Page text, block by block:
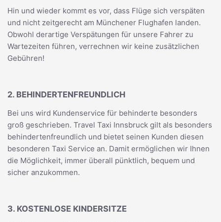
Hin und wieder kommt es vor, dass Flüge sich verspäten
und nicht zeitgerecht am Münchener Flughafen landen.
Obwohl derartige Verspätungen für unsere Fahrer zu
Wartezeiten führen, verrechnen wir keine zusätzlichen
Gebühren!
2. BEHINDERTENFREUNDLICH
Bei uns wird Kundenservice für behinderte besonders
groß geschrieben. Travel Taxi Innsbruck gilt als besonders
behindertenfreundlich und bietet seinen Kunden diesen
besonderen Taxi Service an. Damit ermöglichen wir Ihnen
die Möglichkeit, immer überall pünktlich, bequem und
sicher anzukommen.
3. KOSTENLOSE KINDERSITZE